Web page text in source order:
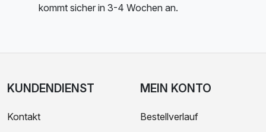
kommt sicher in 3-4 Wochen an.
KUNDENDIENST
Kontakt
MEIN KONTO
Bestellverlauf